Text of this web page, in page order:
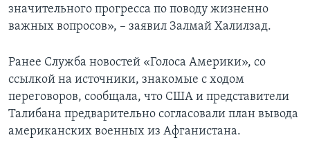
значительного прогресса по поводу жизненно
важных вопросов», – заявил Залмай Халилзад.
Ранее Служба новостей «Голоса Америки», со
ссылкой на источники, знакомые с ходом
переговоров, сообщала, что США и представители
Талибана предварительно согласовали план вывода
американских военных из Афганистана.